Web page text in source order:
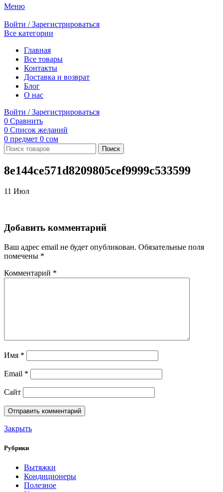
Меню
Войти / Зарегистрироваться
Все категории
Главная
Все товары
Контакты
Доставка и возврат
Блог
О нас
Войти / Зарегистрироваться
0 Сравнить
0 Список желаний
0 предмет 0 сом
Поиск
8e144ce571d8209805cef9999c533599
11 Июл
Добавить комментарий
Ваш адрес email не будет опубликован. Обязательные поля
помечены *
Комментарий *
Имя *
Email *
Сайт
Закрыть
Рубрики
Вытяжки
Кондиционеры
Полезное